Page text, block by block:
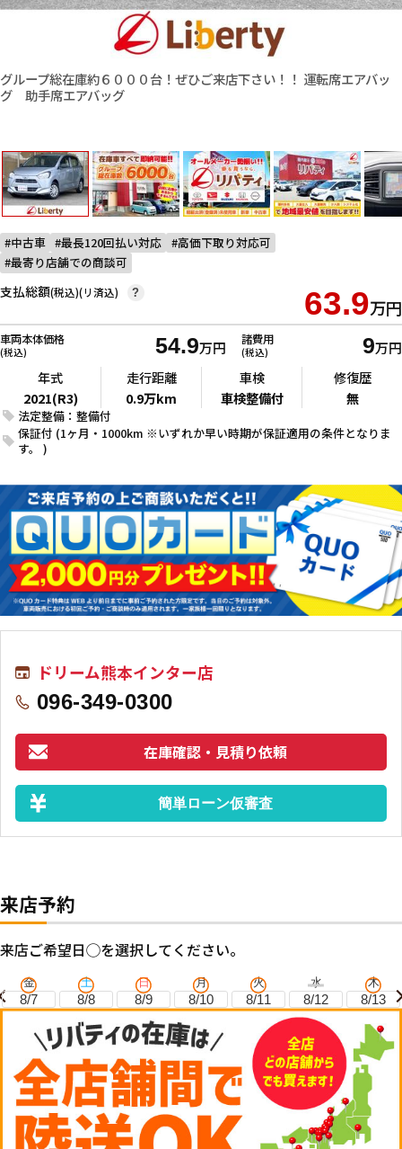
グループ総在庫約６０００台！ぜひご来店下さい！！ 運転席エアバッ
グ 助手席エアバッグ
中古車 最長120回払い対応
高価下取り対応可
最寄り店舗での商談可
支払総額(税込)(リ済込) 63.9万円
?
車両本体価格
(税込) 54.9万円 諸費用
(税込) 9万円
法定整備：整備付
保証付 (1ヶ月・1000km ※いずれか早い時期が保証適用の条件となりま
す。 )
年式
2021(R3)
走行距離
0.9万km
車検
車検整備付
修復歴
無
ドリーム熊本インター店
096-349-0300
在庫確認・見積り依頼
簡単ローン仮審査
来店予約
来店ご希望日◯を選択してください。
金
8/7
土
8/8
日
8/9
月
8/10
火
8/11
水
8/12
木
8/13